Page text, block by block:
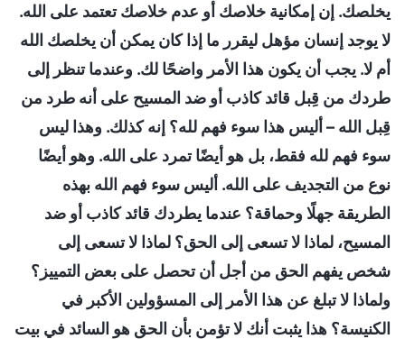
يخلصك. إن إمكانية خلاصك أو عدم خلاصك تعتمد على الله.
لا يوجد إنسان مؤهل ليقرر ما إذا كان يمكن أن يخلصك الله
أم لا. يجب أن يكون هذا الأمر واضحًا لك. وعندما تنظر إلى
طردك من قِبل قائد كاذب أو ضد المسيح على أنه طرد من
قِبل الله – أليس هذا سوء فهم لله؟ إنه كذلك. وهذا ليس
سوء فهم لله فقط، بل هو أيضًا تمرد على الله. وهو أيضًا
نوع من التجديف على الله. أليس سوء فهم الله بهذه
الطريقة جهلًا وحماقة؟ عندما يطردك قائد كاذب أو ضد
المسيح، لماذا لا تسعى إلى الحق؟ لماذا لا تسعى إلى
شخص يفهم الحق من أجل أن تحصل على بعض التمييز؟
ولماذا لا تبلغ عن هذا الأمر إلى المسؤولين الأكبر في
الكنيسة؟ هذا يثبت أنك لا تؤمن بأن الحق هو السائد في بيت